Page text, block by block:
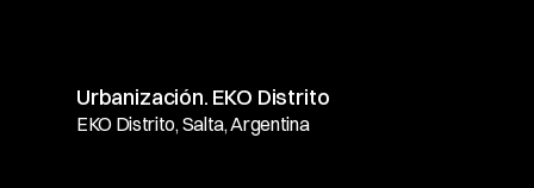
Urbanización. EKO Distrito
EKO Distrito, Salta, Argentina